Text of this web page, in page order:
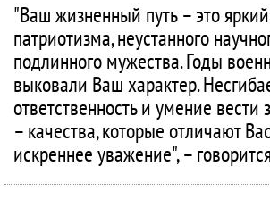
"Ваш жизненный путь – это
патриотизма, неустанного
подлинного мужества. Годы
выковали Ваш характер.
ответственность и умение
– качества, которые отличают
искреннее уважение", –